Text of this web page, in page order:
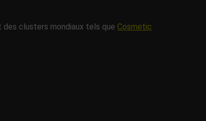
des clusters mondiaux tels que Cosmetic